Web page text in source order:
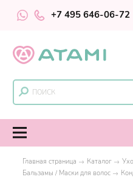
+7 495 646-06-72
Главная страница Каталог
Бальзамы / Маски для волос